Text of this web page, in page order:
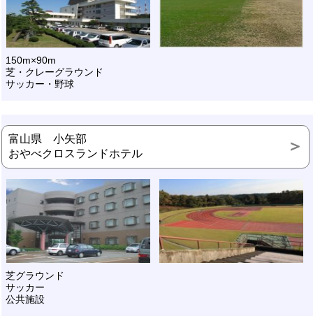
150m×90m
芝・クレーグラウンド
サッカー・野球
富山県 小矢部
おやべクロスランドホテル
芝グラウンド
サッカー
公共施設